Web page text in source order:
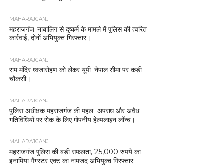
MAHARAJGANJ
महराजगंज: नाबालिग से दुष्कर्म के मामले में पुलिस की त्वरित
कार्रवाई, दोनों अभियुक्त गिरफ्तार।
MAHARAJGANJ
राम मंदिर ध्वजारोहण को लेकर यूपी–नेपाल सीमा पर कड़ी
चौकसी।
MAHARAJGANJ
पुलिस अधीक्षक महराजगंज की पहल अपराध और अवैध
गतिविधियों पर रोक के लिए गोपनीय हेल्पलाइन लॉन्च।
MAHARAJGANJ
महराजगंज पुलिस की बड़ी सफलता, 25,000 रुपये का
इनामिया गैंगस्टर एक्ट का नामजद अभियुक्त गिरफ्तार